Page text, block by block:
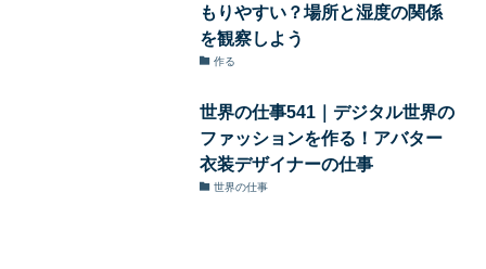
もりやすい？場所と湿度の関係
を観察しよう
作る
世界の仕事541｜デジタル世界の
ファッションを作る！アバター
衣装デザイナーの仕事
世界の仕事